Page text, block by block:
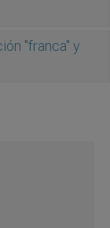
"franca" y